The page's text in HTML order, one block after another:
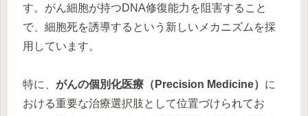
す。がん細胞が持つDNA修復能力を阻害すること
で、細胞死を誘導するという新しいメカニズムを採
用しています。
特に、 がんの個別化医療（Precision Medicine） に
おける重要な治療選択肢として位置づけられてお